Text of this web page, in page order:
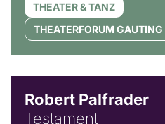
THEATER & TANZ
THEATERFORUM GAUTING
Robert Palfrader
Testament